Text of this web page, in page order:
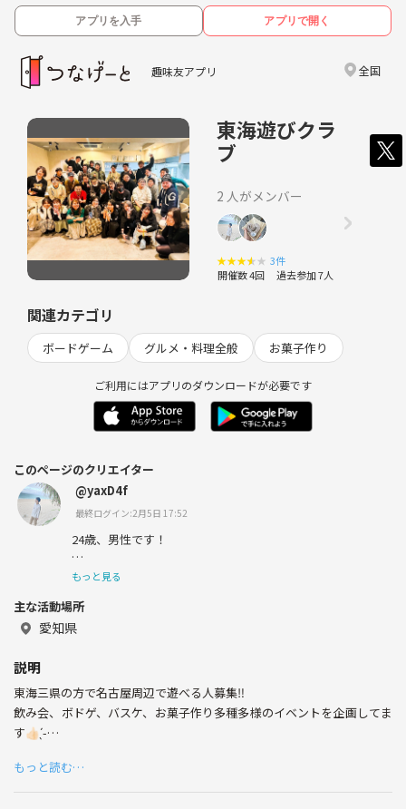
アプリを入手 アプリで開く
趣味友アプリ 全国
東海遊びクラ
ブ
2 人がメンバー
★★★★ ★ 3件
開催数 4回 過去参加 7人
関連カテゴリ
ボードゲーム グルメ・料理全般 お菓子作り
ご利用にはアプリのダウンロードが必要です
このページのクリエイター
@yaxD4f
最終ログイン:2月5日 17:52
24歳、男性です！
多くの人と交流したいと思ってます😆
趣味はゲーム🎮、料理🍳、旅行✈️、アニメです
沢山の人交流したい人は誰でも大歓迎です‼️
もっと見る
主な活動場所
愛知県
説明
東海三県の方で名古屋周辺で遊べる人募集‼️
飲み会、ボドゲ、バスケ、お菓子作り多種多様のイベントを企画してま
す︎👍🏻 ̖́-
社会人になって新しい友達欲しい方や色々経験したい方は是非とも参加
してください😊
もっと読む…